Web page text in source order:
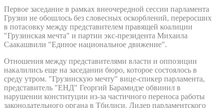
Первое заседание в рамках внеочередной сессии парламента
Грузии не обошлось без словесных оскорблений, переросших
в потасовку между представителем правящей коалиции
"Грузинская мечта" и партии экс-президента Михаила
Саакашвили "Единое национальное движение".
Отношения между представителями власти и оппозиции
накалились еще на заседании бюро, которое состоялось в
среду утром. "Грузинскую мечту" вице-спикер парламента,
представитель "ЕНД" Георгий Барамидзе обвинил в
нарушении конституции из-за частичного переноса работы
законодательного органа в Тбилиси. Лидер парламентского